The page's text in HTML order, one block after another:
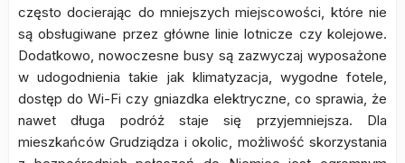
często docierając do mniejszych miejscowości, które nie
są obsługiwane przez główne linie lotnicze czy kolejowe.
Dodatkowo, nowoczesne busy są zazwyczaj wyposażone
w udogodnienia takie jak klimatyzacja, wygodne fotele,
dostęp do Wi-Fi czy gniazdka elektryczne, co sprawia, że
nawet długa podróż staje się przyjemniejsza. Dla
mieszkańców Grudziądza i okolic, możliwość skorzystania